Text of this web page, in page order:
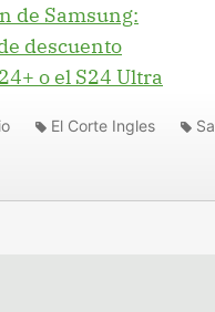
de Samsung:
descuento
o el S24 Ultra
El Corte Ingles